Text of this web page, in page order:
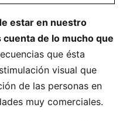
estar en nuestro
de lo mucho que
que ésta
visual que
de las personas en
muy comerciales.